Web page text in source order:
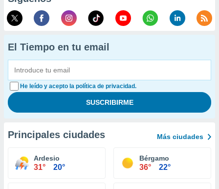
El Tiempo en tu email
He leído y acepto la política de privacidad.
Principales ciudades Más ciudades
Ardesio
31° 20°
Bérgamo
36° 22°